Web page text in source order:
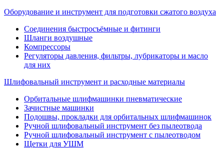
Оборудование и инструмент для подготовки сжатого воздуха
Соединения быстросъёмные и фитинги
Шланги воздушные
Компрессоры
Регуляторы давления, фильтры, лубрикаторы и масло
для них
Шлифовальный инструмент и расходные материалы
Орбитальные шлифмашинки пневматические
Зачистные машинки
Подошвы, прокладки для орбитальных шлифмашинок
Ручной шлифовальный инструмент без пылеотвода
Ручной шлифовальный инструмент с пылеотводом
Щетки для УШМ